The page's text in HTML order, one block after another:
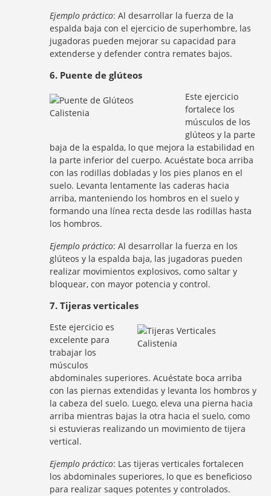
Ejemplo práctico: Al desarrollar la fuerza de la
espalda baja con el ejercicio de superhombre, las
jugadoras pueden mejorar su capacidad para
extenderse y defender contra remates bajos.
6. Puente de glúteos
Este ejercicio
fortalece los
músculos de los
glúteos y la parte
baja de la espalda, lo que mejora la estabilidad en
la parte inferior del cuerpo. Acuéstate boca arriba
con las rodillas dobladas y los pies planos en el
suelo. Levanta lentamente las caderas hacia
arriba, manteniendo los hombros en el suelo y
formando una línea recta desde las rodillas hasta
los hombros.
Ejemplo práctico: Al desarrollar la fuerza en los
glúteos y la espalda baja, las jugadoras pueden
realizar movimientos explosivos, como saltar y
bloquear, con mayor potencia y control.
7. Tijeras verticales
Este ejercicio es
excelente para
trabajar los
músculos
abdominales superiores. Acuéstate boca arriba
con las piernas extendidas y levanta los hombros y
la cabeza del suelo. Luego, eleva una pierna hacia
arriba mientras bajas la otra hacia el suelo, como
si estuvieras realizando un movimiento de tijera
vertical.
Ejemplo práctico: Las tijeras verticales fortalecen
los abdominales superiores, lo que es beneficioso
para realizar saques potentes y controlados.